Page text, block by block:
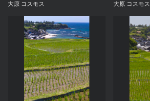
大原 コスモス 大原 コスモス